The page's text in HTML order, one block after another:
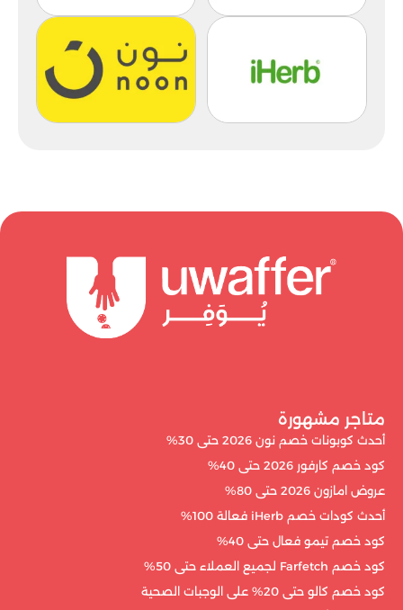
متاجر مشهورة
أحدث كوبونات خصم نون 2026 حتى 30%
كود خصم كارفور 2026 حتى 40%
عروض امازون 2026 حتى 80%
أحدث كودات خصم iHerb فعالة 100%
كود خصم تيمو فعال حتى 40%
كود خصم Farfetch لجميع العملاء حتى 50%
كود خصم كالو حتى 20% على الوجبات الصحية